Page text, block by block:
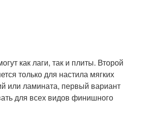
как лаги, так и плиты. Второй
только для настила мягких
или ламината, первый вариант
для всех видов финишного